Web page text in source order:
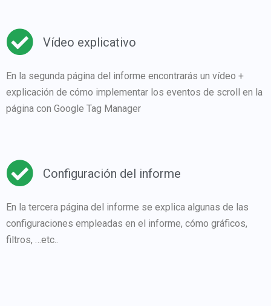
Vídeo explicativo
En la segunda página del informe encontrarás un vídeo +
explicación de cómo implementar los eventos de scroll en la
página con Google Tag Manager
Configuración del informe
En la tercera página del informe se explica algunas de las
configuraciones empleadas en el informe, cómo gráficos,
filtros, …etc..